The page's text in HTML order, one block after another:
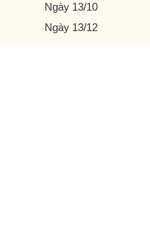
Ngày 13/10
Ngày 13/12